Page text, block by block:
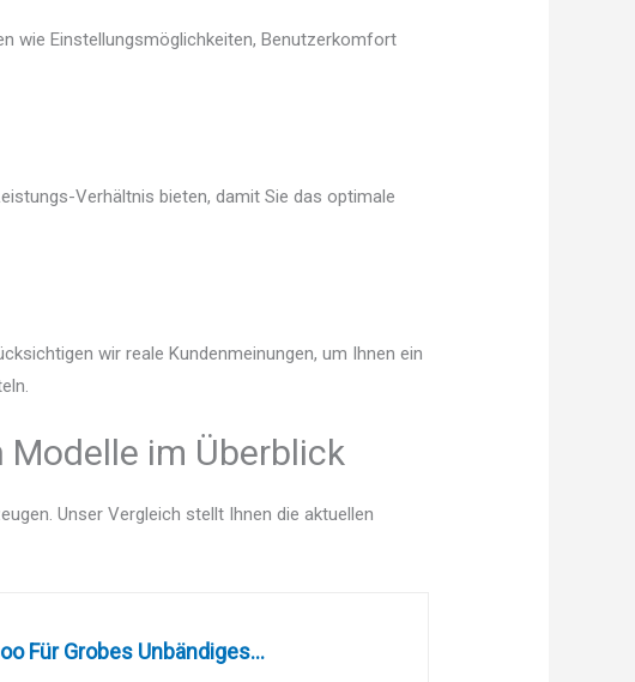
wie Einstellungsmöglichkeiten, Benutzerkomfort
Verhältnis bieten, damit Sie das optimale
wir reale Kundenmeinungen, um Ihnen ein
im Überblick
Unser Vergleich stellt Ihnen die aktuellen
Für Grobes Unbändiges...